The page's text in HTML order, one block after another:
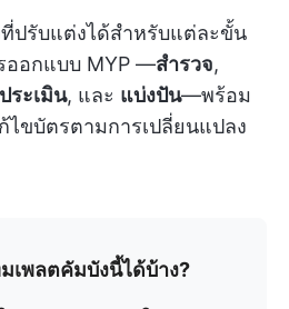
ปรับแต่งได้สำหรับแต่ละขั้น
ออกแบบ MYP —สำรวจ,
ประเมิน, และ แบ่งปัน—พร้อม
ขบัตรตามการเปลี่ยนแปลง
เพลตคัมบังนี้ได้บ้าง?